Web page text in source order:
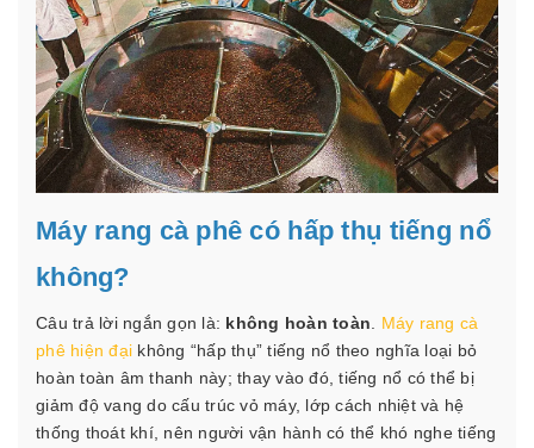
Máy rang cà phê có hấp thụ tiếng nổ
không?
Câu trả lời ngắn gọn là: không hoàn toàn
Máy rang cà
phê hiện đại không “hấp thụ” tiếng nổ theo nghĩa loại bỏ
hoàn toàn âm thanh này; thay vào đó, tiếng nổ có thể bị
giảm độ vang do cấu trúc vỏ máy, lớp cách nhiệt và hệ
thống thoát khí, nên người vận hành có thể khó nghe tiếng